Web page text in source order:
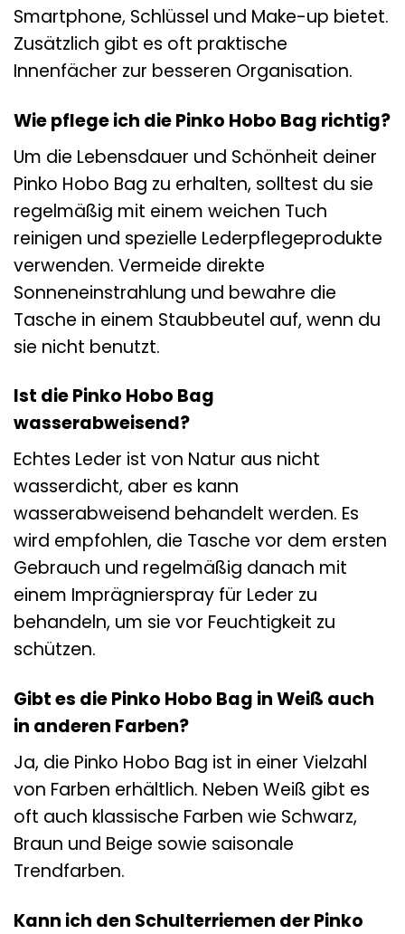
Smartphone, Schlüssel und Make-up bietet.
Zusätzlich gibt es oft praktische
Innenfächer zur besseren Organisation.
Wie pflege ich die Pinko Hobo Bag richtig?
Um die Lebensdauer und Schönheit deiner
Pinko Hobo Bag zu erhalten, solltest du sie
regelmäßig mit einem weichen Tuch
reinigen und spezielle Lederpflegeprodukte
verwenden. Vermeide direkte
Sonneneinstrahlung und bewahre die
Tasche in einem Staubbeutel auf, wenn du
sie nicht benutzt.
Ist die Pinko Hobo Bag
wasserabweisend?
Echtes Leder ist von Natur aus nicht
wasserdicht, aber es kann
wasserabweisend behandelt werden. Es
wird empfohlen, die Tasche vor dem ersten
Gebrauch und regelmäßig danach mit
einem Imprägnierspray für Leder zu
behandeln, um sie vor Feuchtigkeit zu
schützen.
Gibt es die Pinko Hobo Bag in Weiß auch
in anderen Farben?
Ja, die Pinko Hobo Bag ist in einer Vielzahl
von Farben erhältlich. Neben Weiß gibt es
oft auch klassische Farben wie Schwarz,
Braun und Beige sowie saisonale
Trendfarben.
Kann ich den Schulterriemen der Pinko